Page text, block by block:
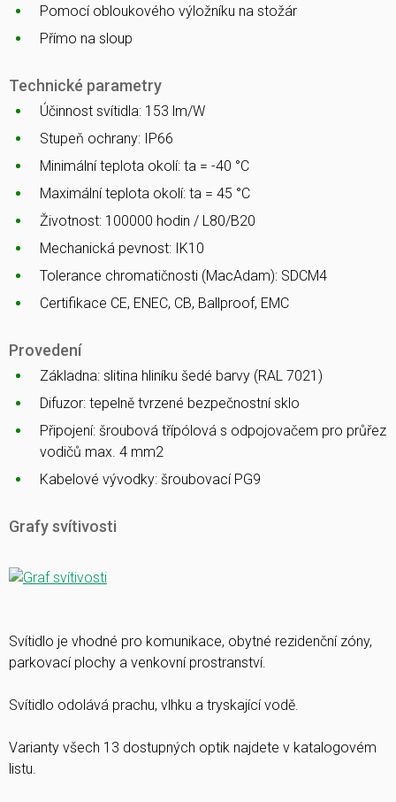
Pomocí obloukového výložníku na stožár
Přímo na sloup
Technické parametry
Účinnost svítidla: 153 lm/W
Stupeň ochrany: IP66
Minimální teplota okolí: ta = -40 °C
Maximální teplota okolí: ta = 45 °C
Životnost: 100000 hodin / L80/B20
Mechanická pevnost: IK10
Tolerance chromatičnosti (MacAdam): SDCM4
Certifikace CE, ENEC, CB, Ballproof, EMC
Provedení
Základna: slitina hliníku šedé barvy (RAL 7021)
Difuzor: tepelně tvrzené bezpečnostní sklo
Připojení: šroubová třípólová s odpojovačem pro průřez
vodičů max. 4 mm2
Kabelové vývodky: šroubovací PG9
Grafy svítivosti
Svítidlo je vhodné pro komunikace, obytné rezidenční zóny,
parkovací plochy a venkovní prostranství.
Svítidlo odolává prachu, vlhku a tryskající vodě.
Varianty všech 13 dostupných optik najdete v katalogovém
listu.